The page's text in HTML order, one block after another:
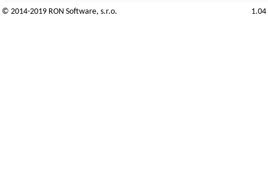
© 2014-2019 RON Software, s.r.o. 1.04